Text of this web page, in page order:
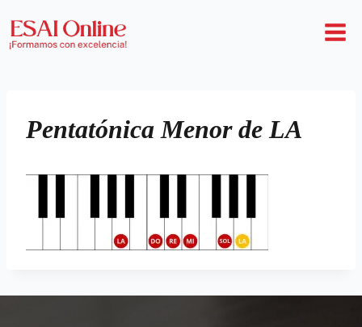
Pentatónica Menor de LA